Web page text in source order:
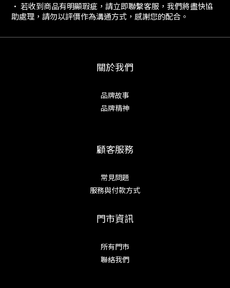
• 若收到商品有明顯瑕疵，請立即聯繫客服，我們將盡快協
助處理，請勿以評價作為溝通方式，感謝您的配合。
關於我們
品牌故事
品牌精神
顧客服務
常見問題
服務與付款方式
門市資訊
所有門市
聯絡我們